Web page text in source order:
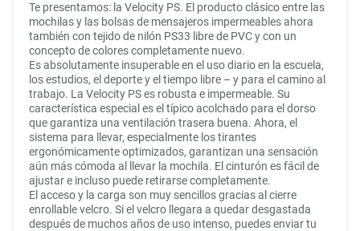
Te presentamos: la Velocity PS. El producto clásico entre las
mochilas y las bolsas de mensajeros impermeables ahora
también con tejido de nilón PS33 libre de PVC y con un
concepto de colores completamente nuevo.
Es absolutamente insuperable en el uso diario en la escuela,
los estudios, el deporte y el tiempo libre – y para el camino al
trabajo. La Velocity PS es robusta e impermeable. Su
característica especial es el típico acolchado para el dorso
que garantiza una ventilación trasera buena. Ahora, el
sistema para llevar, especialmente los tirantes
ergonómicamente optimizados, garantizan una sensación
aún más cómoda al llevar la mochila. El cinturón es fácil de
ajustar e incluso puede retirarse completamente.
El acceso y la carga son muy sencillos gracias al cierre
enrollable velcro. Si el velcro llegara a quedar desgastada
después de muchos años de uso intenso, puedes enviar tu